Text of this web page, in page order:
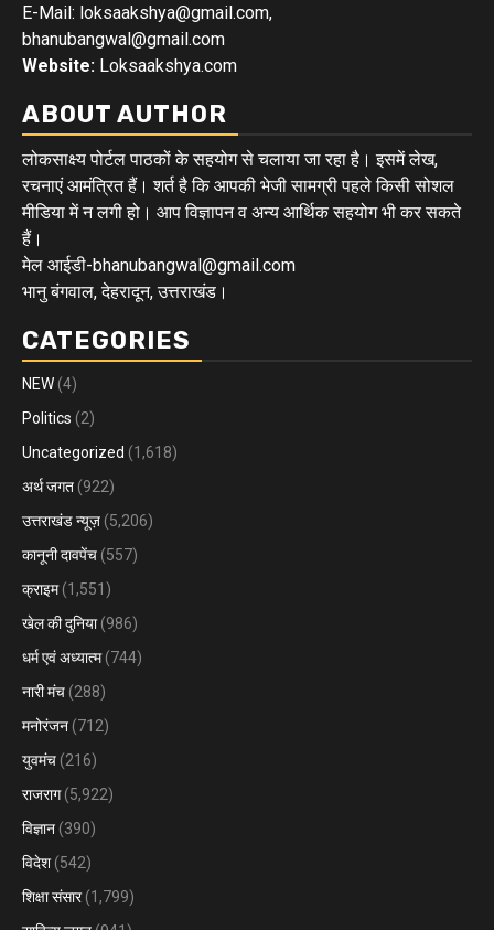
E-Mail: loksaakshya@gmail.com,
bhanubangwal@gmail.com
Website: Loksaakshya.com
ABOUT AUTHOR
लोकसाक्ष्य पोर्टल पाठकों के सहयोग से चलाया जा रहा है। इसमें लेख,
रचनाएं आमंत्रित हैं। शर्त है कि आपकी भेजी सामग्री पहले किसी सोशल
मीडिया में न लगी हो। आप विज्ञापन व अन्य आर्थिक सहयोग भी कर सकते
हैं।
मेल आईडी-bhanubangwal@gmail.com
भानु बंगवाल, देहरादून, उत्तराखंड।
CATEGORIES
NEW (4)
Politics (2)
Uncategorized (1,618)
अर्थ जगत (922)
उत्तराखंड न्यूज़ (5,206)
कानूनी दावपेंच (557)
क्राइम(1,551)
खेल की दुनिया(986)
धर्म एवं अध्यात्म(744)
नारी मंच (288)
मनोरंजन (712)
युवमंच (216)
राजराग(5,922)
विज्ञान (390)
विदेश (542)
शिक्षा संसार(1,799)